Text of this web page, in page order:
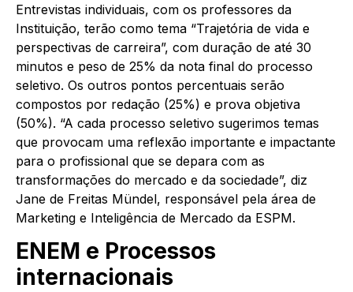
Entrevistas individuais, com os professores da
Instituição, terão como tema “Trajetória de vida e
perspectivas de carreira”, com duração de até 30
minutos e peso de 25% da nota final do processo
seletivo. Os outros pontos percentuais serão
compostos por redação (25%) e prova objetiva
(50%). “A cada processo seletivo sugerimos temas
que provocam uma reflexão importante e impactante
para o profissional que se depara com as
transformações do mercado e da sociedade”, diz
Jane de Freitas Mündel, responsável pela área de
Marketing e Inteligência de Mercado da ESPM.
ENEM e Processos
internacionais